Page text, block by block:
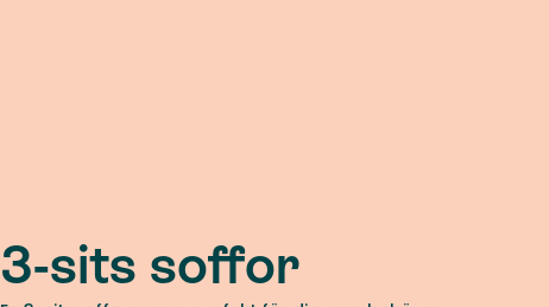
3-sits soffor